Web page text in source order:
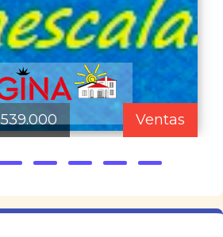
539.000 Ventas